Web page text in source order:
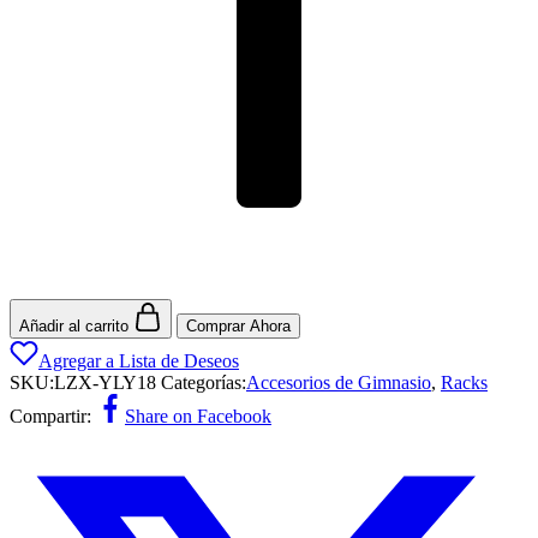
Añadir al carrito Comprar Ahora
Agregar a Lista de Deseos
SKU:LZX-YLY18 Categorías:Accesorios de Gimnasio, Racks
Compartir:
Share on Facebook